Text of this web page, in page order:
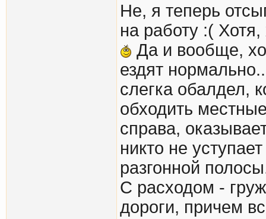
Не, я теперь
на работу :(
Да и вообще,
ездят
слегка обалдел,
обходить
справа,
никто не
разгонной
С расходом -
дороги, причем